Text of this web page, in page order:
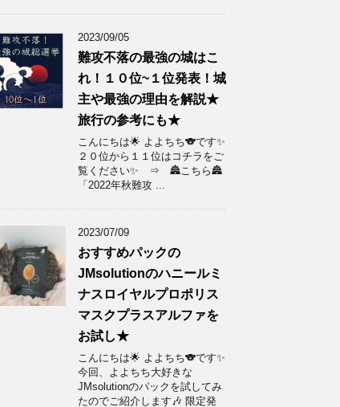
2023/09/05
難攻不落の最強の城はこ
れ！１０位~１位発表！城
主や最強の理由を解説★
旅行の参考にも★
こんにちは🌟 よよちち🐨です✨
２０位から１１位はコチラをご
覧ください✨ ⇒ 🏯こちら🏯
「2022年秋難攻 ...
2023/07/09
おすすめパックの
JMsolutionのハニールミ
ナスロイヤルプロポリス
マスクプラスアルファを
お試し★
こんにちは🌟 よよちち🐨です✨
今回、よよちち大好きな
JMsolutionのパックを試してみ
たのでご紹介します🎶 限定発